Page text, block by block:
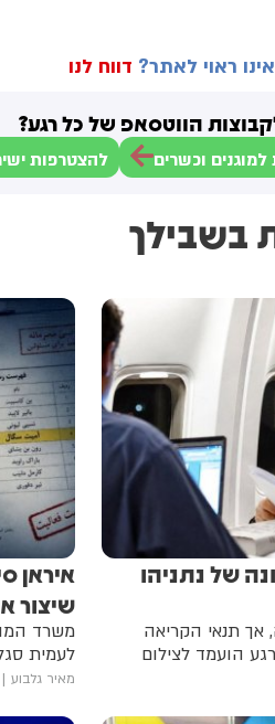
ראוי לאתר? דווח לנו
הווטסאפ של כל רגע?
וכשרים להצטרפות
בשבילך
של נתניהו
אך תנאי הקריאה
הועמד לצילום
איראן
שיצור
משרד
לעמית
מאיר גלבוע